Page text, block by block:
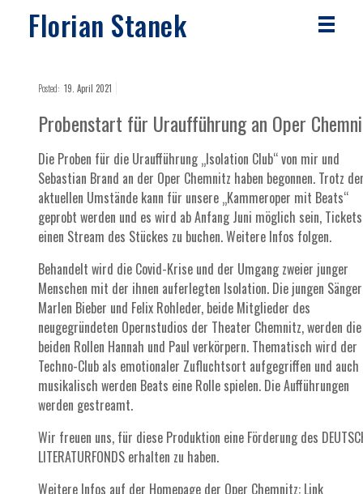
Florian Stanek
Posted: 19. April 2021
Probenstart für Uraufführung an Oper
Die Proben für die Uraufführung „Isolation Club“ von mir und
Sebastian Brand an der Oper Chemnitz haben begonnen. Trotz
aktuellen Umstände kann für unsere „Kammeroper mit Beats“
geprobt werden und es wird ab Anfang Juni möglich sein,
einen Stream des Stückes zu buchen. Weitere Infos folgen.
Behandelt wird die Covid-Krise und der Umgang zweier junger
Menschen mit der ihnen auferlegten Isolation. Die jungen Sänger
Marlen Bieber und Felix Rohleder, beide Mitglieder des
neugegründeten Opernstudios der Theater Chemnitz, werden die
beiden Rollen Hannah und Paul verkörpern. Thematisch wird der
Techno-Club als emotionaler Zufluchtsort aufgegriffen und auch
musikalisch werden Beats eine Rolle spielen. Die Aufführungen
werden gestreamt.
Wir freuen uns, für diese Produktion eine Förderung des
LITERATURFONDS erhalten zu haben.
Weitere Infos auf der Homepage der Oper Chemnitz: Link